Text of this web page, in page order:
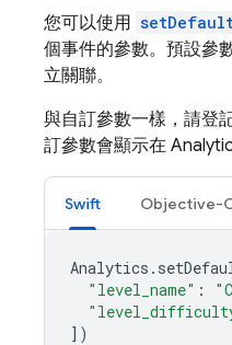
您可以使用
個事件的參數。預設參
立關聯。
與自訂參數一樣，請登
訂參數會顯示在
Swift Objective-
Analytics .
"level_name" :
])